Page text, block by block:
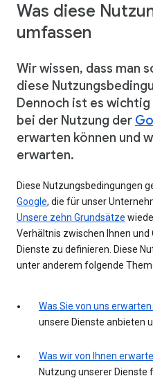
Was diese
umfassen
Wir wissen, dass man
diese
Dennoch ist es
bei der Nutzung der
erwarten können und
erwarten.
Diese Nutzungsbedingungen
Google, die für unser
Unsere zehn Grundsätze
Verhältnis zwischen Ihnen
Dienste zu definieren. Diese
unter anderem folgende
Was Sie von uns
unsere Dienste anbieten
Was wir von Ihnen
Nutzung unserer Dienste